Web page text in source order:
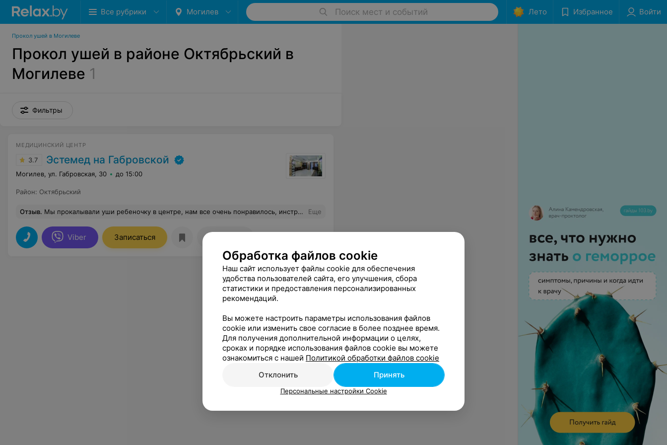
Все рубрики Могилев Поиск мест и событий Лето Избранное Войти
Прокол ушей в Могилеве
Прокол ушей в районе Октябрьский в
Могилеве 1
Фильтры
МЕДИЦИНСКИЙ ЦЕНТР
3.7 Эстемед на Габровской
Могилев, ул. Габровская, 30 до 15:00
Район: Октябрьский
Отзыв. Мы прокалывали уши ребеночку в центре, нам все очень понравилось, инструмент стерильный. специалист очень аккуратно все сделала. Еще
Viber Записаться
Обработка файлов cookie
Наш сайт использует файлы cookie для обеспечения
удобства пользователей сайта, его улучшения, сбора
статистики и предоставления персонализированных
рекомендаций.
Вы можете настроить параметры использования файлов
cookie или изменить свое согласие в более позднее время.
Для получения дополнительной информации о целях,
сроках и порядке использования файлов cookie вы можете
ознакомиться с нашей Политикой обработки файлов cookie
Отклонить
Принять
Персональные настройки Cookie